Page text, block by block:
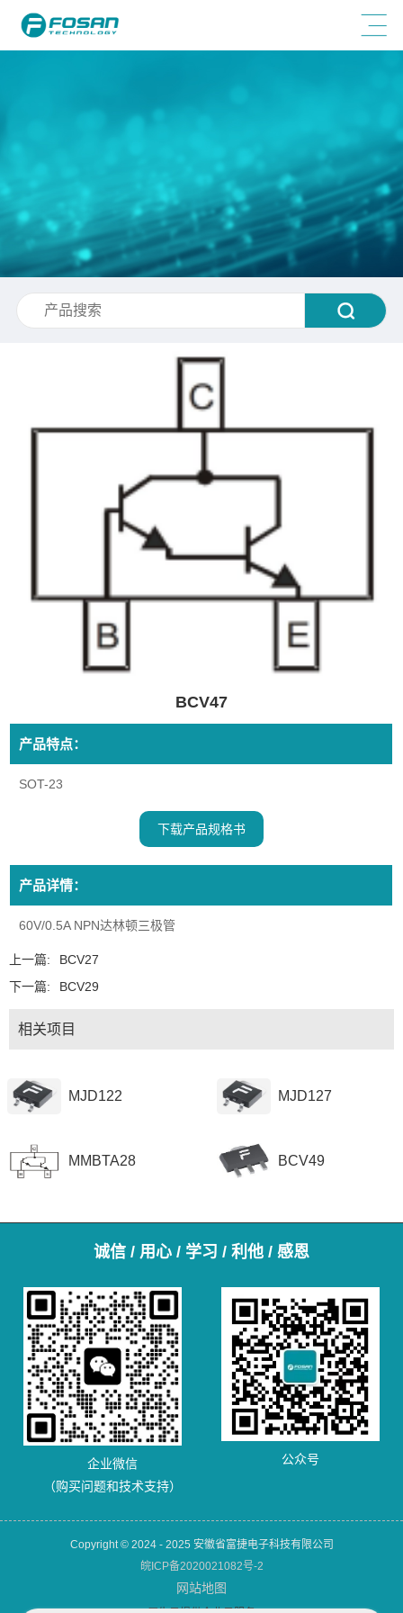
BCV47
产品特点：
SOT-23
下载产品规格书
产品详情：
60V/0.5A NPN达林顿三极管
上一篇:
BCV27
下一篇:
BCV29
相关项目
MJD122 MJD127
MMBTA28 BCV49
诚信 / 用心 / 学习 / 利他 / 感恩
企业微信
（购买问题和技术支持）
公众号
Copyright © 2024 - 2025 安徽省富捷电子科技有限公司
皖ICP备2020021082号-2
网站地图